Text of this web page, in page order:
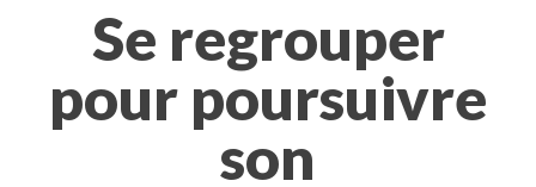
Se regrouper
pour poursuivre
son